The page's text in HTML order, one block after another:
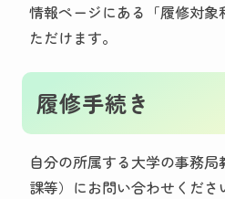
情報ページにある「履修対
ただけます。
履修手続き
自分の所属する大学の事務
課等）にお問い合わせくださ